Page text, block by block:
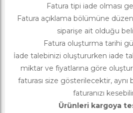
Fatura tipi iade olması
Fatura açıklama bölümüne
siparişe ait olduğu
Fatura oluşturma tarihi
İade talebinizi oluştururken iade
miktar ve fiyatlarına göre
faturası size gösterilecektir, aynı
faturanızı
Ürünleri kargoya